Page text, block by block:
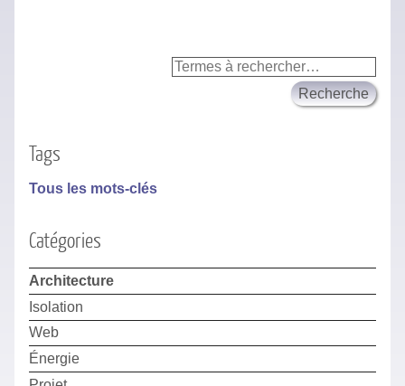
Tags
Tous les mots-clés
Catégories
Architecture
Isolation
Web
Énergie